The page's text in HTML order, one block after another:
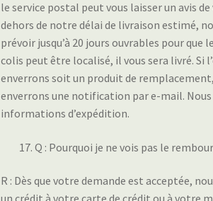
le service postal peut vous laisser un avis
dehors de notre délai de livraison estimé,
prévoir jusqu’à 20 jours ouvrables pour
colis peut être localisé, il vous sera livré. Si
enverrons soit un produit de
enverrons une notification par e-mail. Nous
informations d’expédition.
Q : Pourquoi je ne vois pas le
R : Dès que votre demande est acceptée,